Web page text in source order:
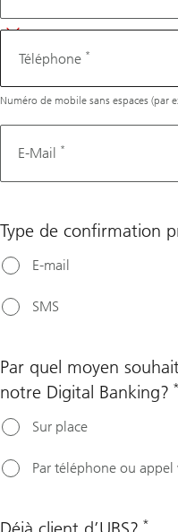
Téléphone *
Numéro de mobile sans espaces (par
E-Mail *
Type de confirmation
E-mail
SMS
Par quel moyen
notre Digital Banking? *
Sur place
Par téléphone ou appel
*